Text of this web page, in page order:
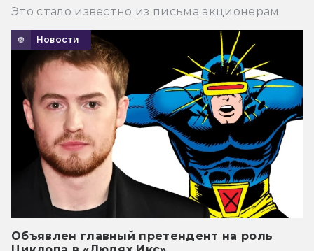
Это стало известно из письма акционерам.
Новости
Объявлен главный претендент на роль